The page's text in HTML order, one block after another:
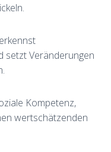
setzt Veränderungen
Kompetenz,
wertschätzenden